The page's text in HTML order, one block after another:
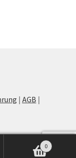
| AGB |
0